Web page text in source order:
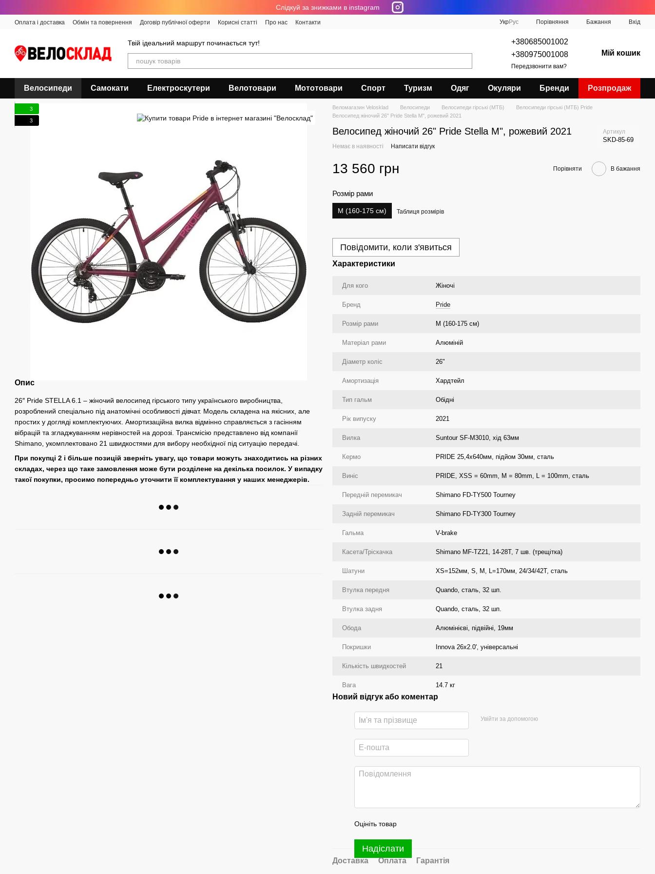
Cлідкуй за знижками в instagram
Оплата і доставка Обмін та повернення Договір публічної оферти Корисні статті Про нас Контакти УкрРус Порівняння Бажання Вхід
Твій ідеальний маршрут починається тут!
+380685001002
+380975001008
Передзвонити вам?
Мій кошик
Велосипеди Самокати Електроскутери Велотовари Мототовари Спорт Туризм Одяг Окуляри Бренди Розпродаж
3
3
Опис
26″ Pride STELLA 6.1 – жіночий велосипед гірського типу українського виробництва,
розроблений спеціально під анатомічні особливості дівчат. Модель складена на якісних, але
простих у догляді комплектуючих. Амортизаційна вилка відмінно справляється з гасінням
вібрацій та згладжуванням нерівностей на дорозі. Трансмісію представлено від компанії
Shimano, укомплектовано 21 швидкостями для вибору необхідної під ситуацію передачі.
При покупці 2 і більше позицій зверніть увагу, що товари можуть знаходитись на різних
складах, через що таке замовлення може бути розділене на декілька посилок. У випадку
такої покупки, просимо попередньо уточнити її комплектування у наших менеджерів.
Веломагазин Velosklad Велосипеди Велосипеди гірські (МТБ)
Велосипеди гірські (МТБ) Pride
Велосипед жіночий 26" Pride Stella M", рожевий 2021
Велосипед жіночий 26" Pride Stella M", рожевий 2021 Артикул
SKD-85-69
Немає в наявності Написати відгук
13 560 грн Порівняти В бажання
Розмір рами
M (160-175 см) Таблиця розмірів
Повідомити, коли з'явиться
Характеристики
Для кого Жіночі
Бренд Pride
Розмір рами M (160-175 см)
Матеріал рами Алюміній
Діаметр коліс 26"
Амортизація Хардтейл
Тип гальм Обідні
Рік випуску 2021
Вилка Suntour SF-M3010, хід 63мм
Кермо PRIDE 25,4х640мм, підйом 30мм, сталь
Виніс PRIDE, XSS = 60mm, M = 80mm, L = 100mm, сталь
Передній перемикач Shimano FD-TY500 Tourney
Задній перемикач Shimano FD-TY300 Tourney
Гальма V-brake
Касета/Тріскачка Shimano MF-TZ21, 14-28T, 7 шв. (трещітка)
Шатуни XS=152мм, S, M, L=170мм, 24/34/42T, сталь
Втулка передня Quando, сталь, 32 шп.
Втулка задня Quando, сталь, 32 шп.
Обода Алюмінієві, підвійні, 19мм
Покришки Innova 26x2.0', універсальні
Кількість швидкостей 21
Вага 14.7 кг
Новий відгук або коментар
Увійти за допомогою
Оцініть товар
Надіслати
Доставка Оплата Гарантія